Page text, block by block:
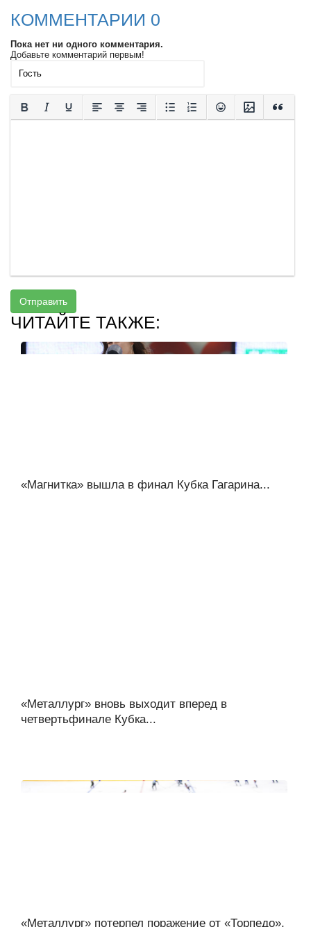
КОММЕНТАРИИ 0
Пока нет ни одного комментария.
Добавьте комментарий первым!
Отправить
ЧИТАЙТЕ ТАКЖЕ:
«Магнитка» вышла в финал Кубка Гагарина...
«Металлург» вновь выходит вперед в
четвертьфинале Кубка...
«Металлург» потерпел поражение от «Торпедо»,